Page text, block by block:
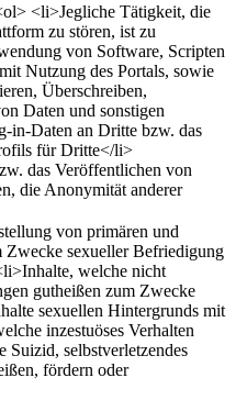
<li>Jegliche Tätigkeit, die
zu stören, ist zu
von Software, Scripten
Nutzung des Portals, sowie
Überschreiben,
Daten und sonstigen
Daten an Dritte bzw. das
für Dritte</li>
das Veröffentlichen von
die Anonymität anderer
von primären und
Zwecke sexueller Befriedigung
welche nicht
gutheißen zum Zwecke
sexuellen Hintergrunds mit
inzestuöses Verhalten
selbstverletzendes
fördern oder